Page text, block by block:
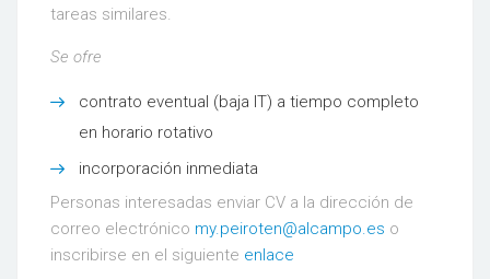
tareas similares.
Se ofre
contrato eventual (baja IT) a tiempo completo
en horario rotativo
incorporación inmediata
Personas interesadas enviar CV a la dirección de
correo electrónico my.peiroten@alcampo.es o
inscribirse en el siguiente enlace